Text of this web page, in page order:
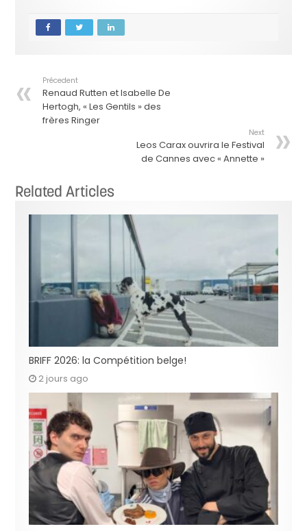
Précedent
Renaud Rutten et Isabelle De
Hertogh, « Les Gentils » des
frères Ringer
Next
Leos Carax ouvrira le Festival
de Cannes avec « Annette »
Related Articles
BRIFF 2026: la Compétition belge!
2 jours ago